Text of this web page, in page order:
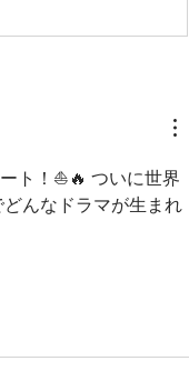
ト！⛵🔥 ついに世界
んなドラマが生まれ